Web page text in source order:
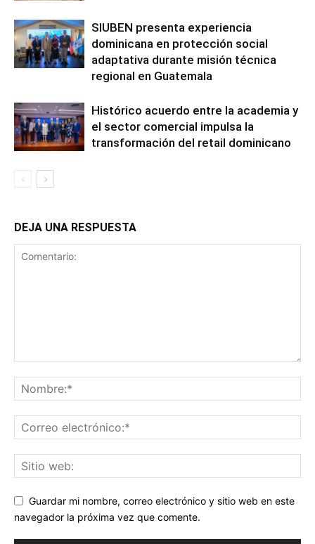
SIUBEN presenta experiencia
dominicana en protección social
adaptativa durante misión técnica
regional en Guatemala
Histórico acuerdo entre la academia y
el sector comercial impulsa la
transformación del retail dominicano
DEJA UNA RESPUESTA
Guardar mi nombre, correo electrónico y sitio web en este
navegador la próxima vez que comente.